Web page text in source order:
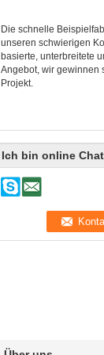
Die schnelle
unseren schwierigen
basierte, unterbreitete
Angebot, wir gewinnen
Projekt.
Ich bin online